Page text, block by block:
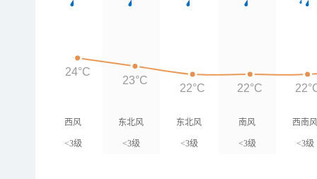
西风
<3级
东北风
<3级
东北风
<3级
南风
<3级
西南
<3级
24°C
23°C
22°C 22°C